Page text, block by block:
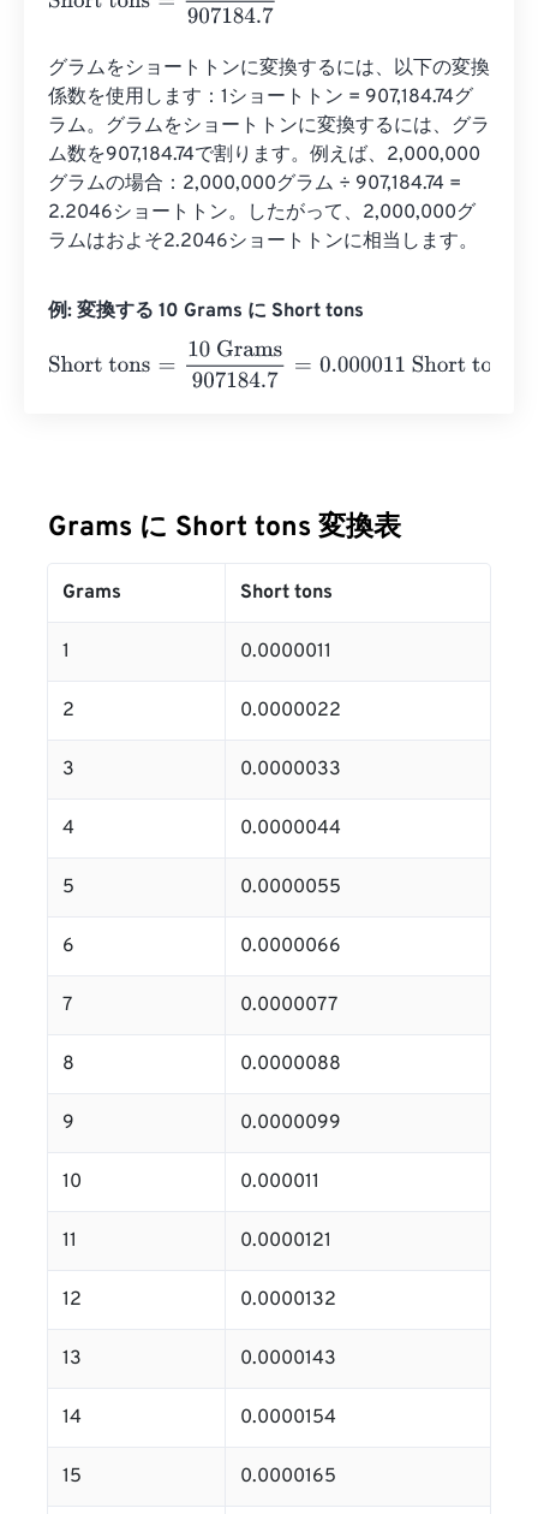
グラムをショートトンに変換するには、以下の変換
係数を使用します：1ショートトン = 907,184.74グ
ラム。グラムをショートトンに変換するには、グラ
ム数を907,184.74で割ります。例えば、2,000,000
グラムの場合：2,000,000グラム ÷ 907,184.74 =
2.2046ショートトン。したがって、2,000,000グ
ラムはおよそ2.2046ショートトンに相当します。
例: 変換する 10 Grams に Short tons
Short tons
10 Grams907184.7 0.000011 Short tons
Grams に Short tons 変換表
Grams Short tons
1 0.0000011
2 0.0000022
3 0.0000033
4 0.0000044
5 0.0000055
6 0.0000066
7 0.0000077
8 0.0000088
9 0.0000099
10 0.000011
11 0.0000121
12 0.0000132
13 0.0000143
14 0.0000154
15 0.0000165